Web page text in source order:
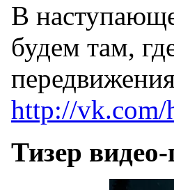
В
будем там,
http://vk.com/
Тизер